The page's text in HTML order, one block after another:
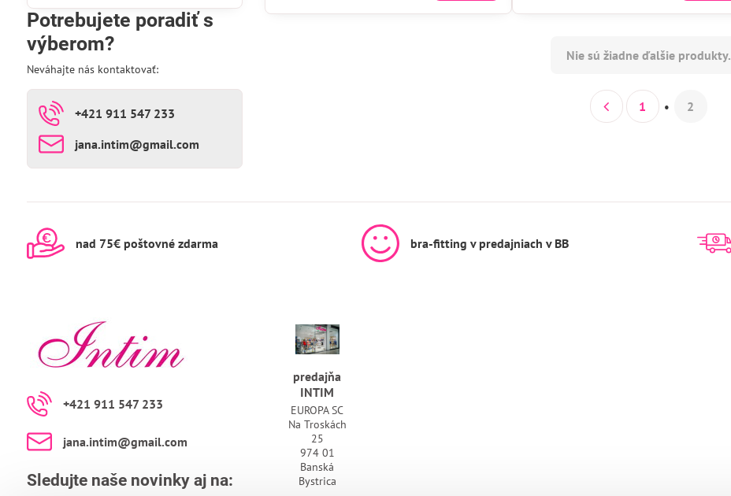
Nie sú žiadne ďalšie produkty.
1 2
filtra
fulltextom
Potrebujete poradiť s
výberom?
Neváhajte nás kontaktovať:
+421 911 547 233
jana​.intim​@gmail​.com
nad 75€ poštovné zdarma bra-fitting v predajniach v BB
+421 911 547 233
jana​.intim​@gmail​.com
Sledujte naše novinky aj na:
predajňa
INTIM
EUROPA SC
Na Troskách
25
974 01
Banská
Bystrica